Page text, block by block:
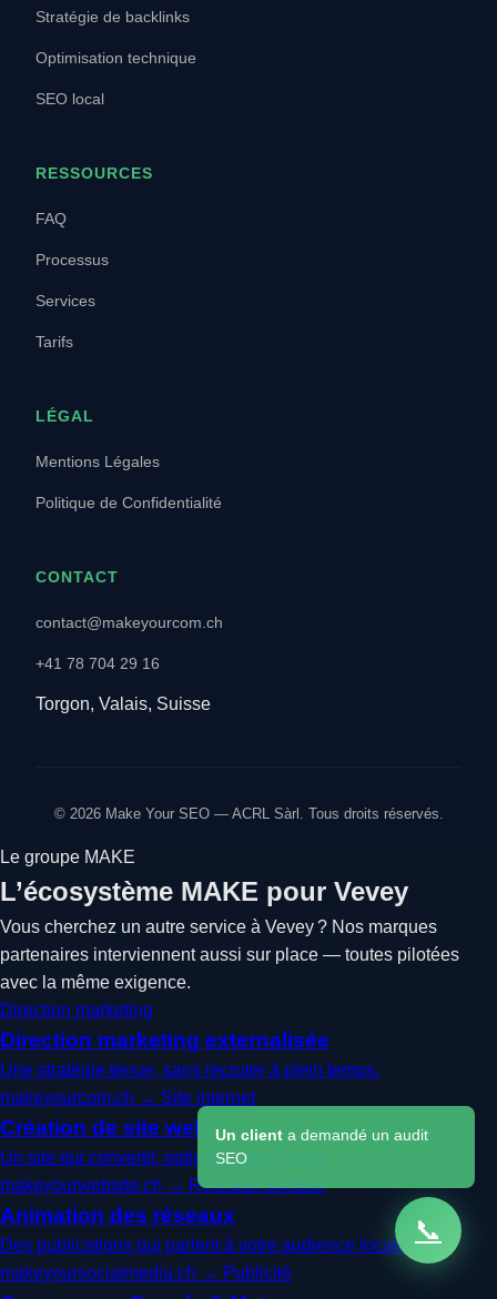
Stratégie de backlinks
Optimisation technique
SEO local
RESSOURCES
FAQ
Processus
Services
Tarifs
LÉGAL
Mentions Légales
Politique de Confidentialité
CONTACT
contact@makeyourcom.ch
+41 78 704 29 16
Torgon, Valais, Suisse
© 2026 Make Your SEO — ACRL Sàrl. Tous droits réservés.
Le groupe MAKE
L’écosystème MAKE pour Vevey
Vous cherchez un autre service à Vevey ? Nos marques
partenaires interviennent aussi sur place — toutes pilotées
avec la même exigence.
Direction marketing
Direction marketing externalisée
Une stratégie tenue, sans recruter à plein temps.
makeyourcom.ch → Site internet
Création de site web
Un site qui convertit, optimisé pour Vevey.
makeyourwebsite.ch → Réseaux sociaux
Animation des réseaux
Des publications qui parlent à votre audience locale.
makeyoursocialmedia.ch → Publicité
📞
Un client a demandé un audit
SEO